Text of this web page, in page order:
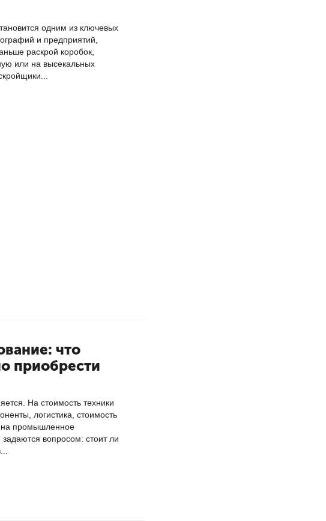
одним из ключевых
и предприятий,
раскрой коробок,
или на высекальных
что
приобрести
На стоимость техники
логистика, стоимость
на промышленное
вопросом: стоит ли